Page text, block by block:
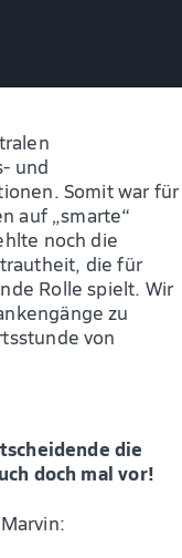
und
Somit war für
auf „smarte“
noch die
die für
Rolle spielt. Wir
zu
von
die
doch mal vor!